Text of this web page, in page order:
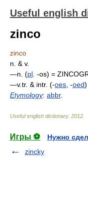
Useful english
zinco
zinco
n. & v.
—n. (pl . -os) =
—v.tr. & intr. (-oes , -oed)
Etymology: abbr.
Useful english dictionary. 2012
Игры ⚽
Нужно
zincky